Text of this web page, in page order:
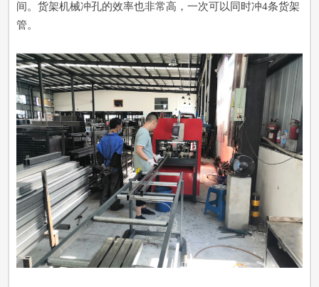
间。货架机械冲孔的效率也非常高，一次可以同时冲4条货架
管。